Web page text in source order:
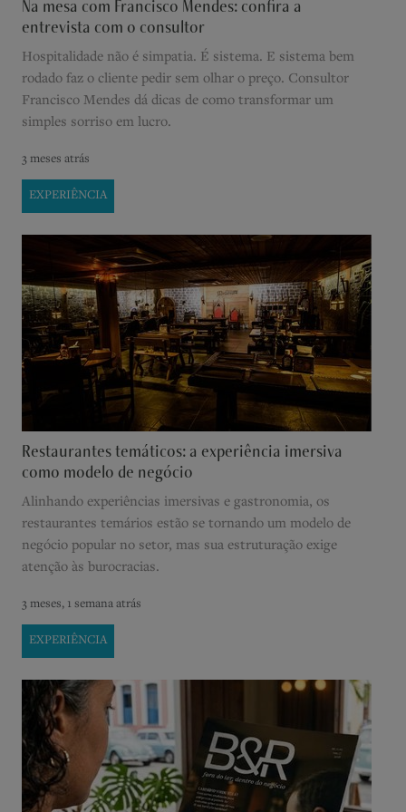
Na mesa com Francisco Mendes: confira a
entrevista com o consultor
Hospitalidade não é simpatia. É sistema. E sistema bem
rodado faz o cliente pedir sem olhar o preço. Consultor
Francisco Mendes dá dicas de como transformar um
simples sorriso em lucro.
3 meses atrás
EXPERIÊNCIA
Restaurantes temáticos: a experiência imersiva
como modelo de negócio
Alinhando experiências imersivas e gastronomia, os
restaurantes temários estão se tornando um modelo de
negócio popular no setor, mas sua estruturação exige
atenção às burocracias.
3 meses, 1 semana atrás
EXPERIÊNCIA